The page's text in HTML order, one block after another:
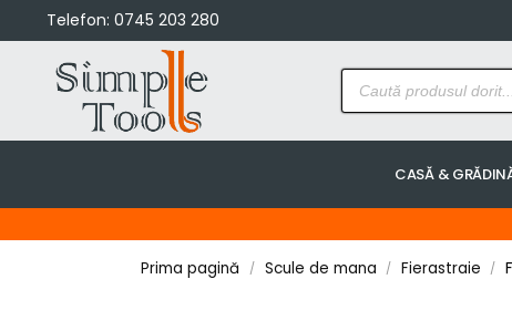
Telefon: 0745 203 280
CASĂ &
Prima pagină / Scule de mana / Fierastraie /